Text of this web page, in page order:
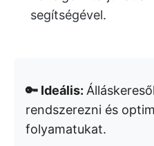
segítségével.
🔑 Ideális:
rendszerezni és
folyamatukat.